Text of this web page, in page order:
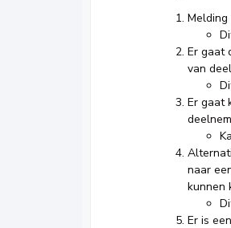
Er gaat
van
Er gaat
naar
kunnen
Er is